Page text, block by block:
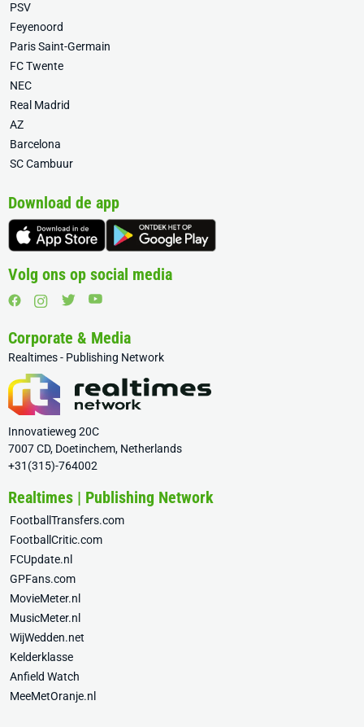
PSV
Feyenoord
Paris Saint-Germain
FC Twente
NEC
Real Madrid
AZ
Barcelona
SC Cambuur
Download de app
Volg ons op social media
Corporate & Media
Realtimes - Publishing Network
Innovatieweg 20C
7007 CD, Doetinchem, Netherlands
+31(315)-764002
Realtimes | Publishing Network
FootballTransfers.com
FootballCritic.com
FCUpdate.nl
GPFans.com
MovieMeter.nl
MusicMeter.nl
WijWedden.net
Kelderklasse
Anfield Watch
MeeMetOranje.nl